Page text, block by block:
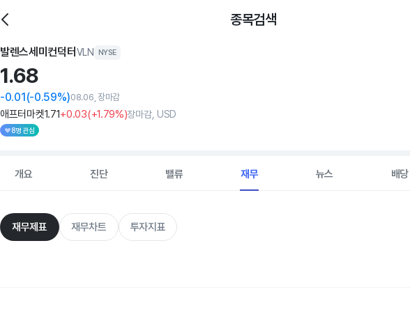
종목검색
발렌스세미컨덕터VLN NYSE
1.68
-0.01(-0.59%)08.06, 장마감
애프터마켓1.71+0.03(+1.79%)장마감, USD
8명 관심
개요 진단 밸류 재무 뉴스 배당
재무제표 재무차트 투자지표